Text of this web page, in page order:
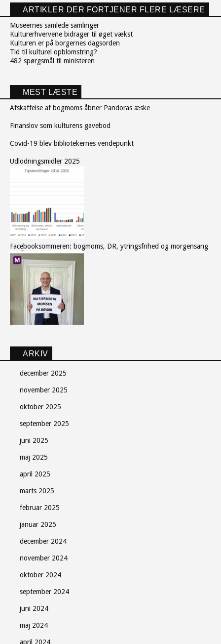
ARTIKLER DER FORTJENER FLERE LÆSERE
Museernes samlede samlinger
Kulturerhvervene bidrager til øget vækst
Kulturen er på borgernes dagsorden
Tid til kulturel opblomstring?
482 spørgsmål til ministeren
MEST LÆSTE
Afskaffelse af bogmoms åbner Pandoras æske
Finanslov som kulturens gavebod
Covid-19 blev bibliotekernes vendepunkt
Udlodningsmidler 2025
Facebooksommeren: bogmoms, DR, ytringsfrihed og morgensang
ARKIV
december 2025
november 2025
oktober 2025
september 2025
juni 2025
maj 2025
april 2025
marts 2025
februar 2025
januar 2025
december 2024
november 2024
oktober 2024
september 2024
juni 2024
maj 2024
april 2024
Søndag Aftens nyhedsbrev